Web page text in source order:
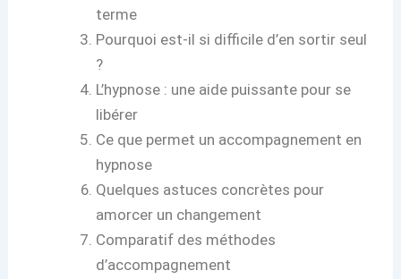
terme
Pourquoi est-il si difficile d’en sortir seul
?
L’hypnose : une aide puissante pour se
libérer
Ce que permet un accompagnement en
hypnose
Quelques astuces concrètes pour
amorcer un changement
Comparatif des méthodes
d’accompagnement